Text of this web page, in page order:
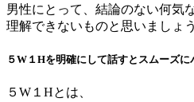
男性にとって、結論のない何気
理解できないものと思いましょう
５W１Hを明確にして話すとスムーズに
５W１Hとは、